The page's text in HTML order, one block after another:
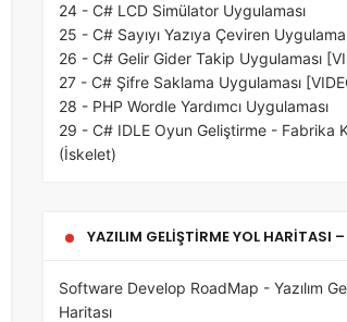
24 - C# LCD Simülator Uygulaması
25 - C# Sayıyı Yazıya Çeviren Uygulama
26 - C# Gelir Gider Takip Uygulaması
27 - C# Şifre Saklama Uygulaması
28 - PHP Wordle Yardımcı Uygulaması
29 - C# IDLE Oyun Geliştirme - Fabrika
(İskelet)
YAZILIM GELIŞTIRME YOL HARITASI
Software Develop RoadMap - Yazılım
Haritası